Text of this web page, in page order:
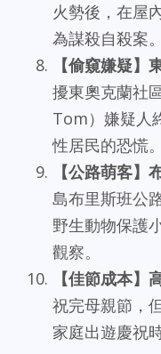
火勢後，在屋
為謀殺自殺案。
【偷窺嫌疑】
擾東奧克蘭社
Tom）嫌疑人
性居民的恐慌。
【公路萌客】
島布里斯班公
野生動物保護
觀察。
【佳節成本】
祝完母親節，
家庭出遊慶祝